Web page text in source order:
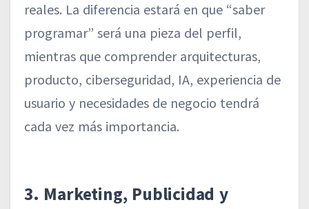
reales. La diferencia estará en que “saber
programar” será una pieza del perfil,
mientras que comprender arquitecturas,
producto, ciberseguridad, IA, experiencia de
usuario y necesidades de negocio tendrá
cada vez más importancia.
3. Marketing, Publicidad y